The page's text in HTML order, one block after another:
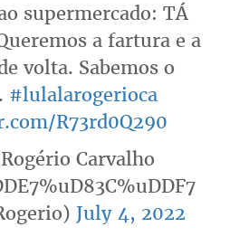
supermercado: TÁ
a fartura e a
volta. Sabemos o
#lulalarogerioca
R73rd0Q290
Carvalho
July 4, 2022